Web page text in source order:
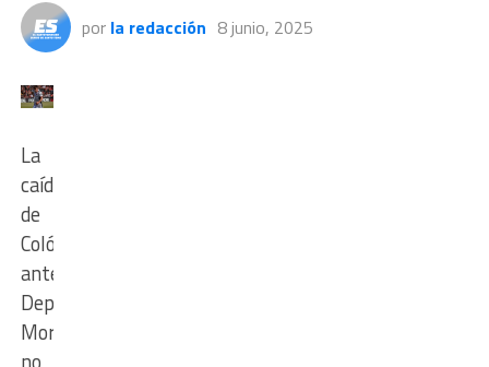
por la redacción 8 junio, 2025
La
caída
de
Colón
ante
Deportivo
Morón